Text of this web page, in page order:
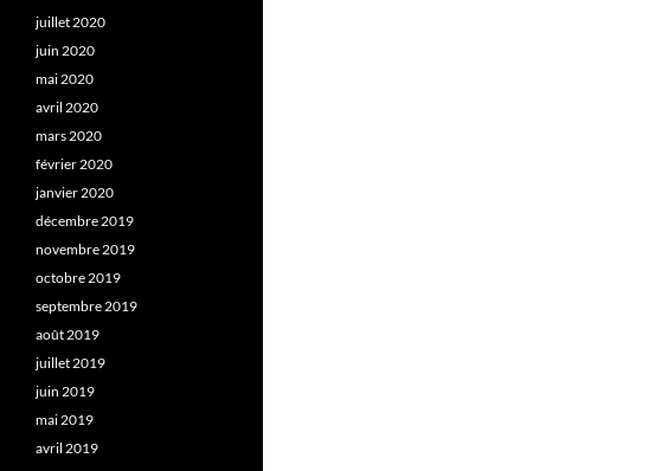
juillet 2020
juin 2020
mai 2020
avril 2020
mars 2020
février 2020
janvier 2020
décembre 2019
novembre 2019
octobre 2019
septembre 2019
août 2019
juillet 2019
juin 2019
mai 2019
avril 2019